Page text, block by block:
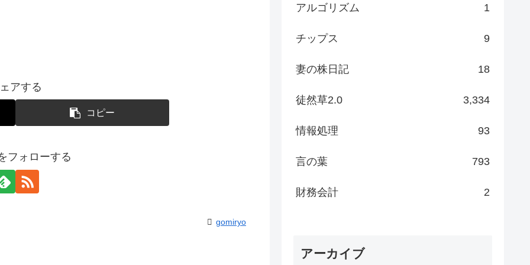
アする
コピー
フォローする
gomiryo
アルゴリズム 1
チップス 9
妻の株日記 18
徒然草2.0 3,334
情報処理 93
言の葉 793
財務会計 2
アーカイブ